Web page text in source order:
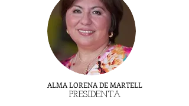
ALMA LORENA DE MARTELL
PRESIDENTA